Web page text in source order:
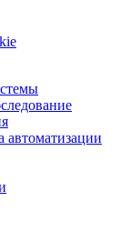
автоматизации